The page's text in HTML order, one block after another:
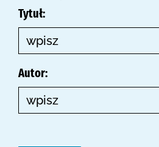
Tytuł:
Autor: